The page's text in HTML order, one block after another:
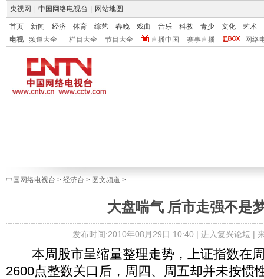
央视网 中国网络电视台 网站地图
首页 新闻 经济 体育 综艺 春晚 戏曲 音乐 科教 青少 文化
艺术
电视
频道大全 栏目大全 节目大全 直播中国 赛事直播 网络
中国网络电视台 > 经济台 > 图文频道 >
大盘喘气 后市走强不是
发布时间:2010年08月29日 10:40 | 进入复兴论坛|
本周股市呈缩量整理走势，上证指数在
2600点整数关口后，周四、周五却并未按惯